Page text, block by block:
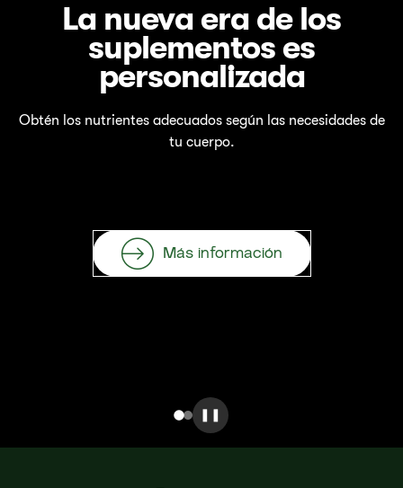
La nueva era de los
suplementos es
personalizada
Obtén los nutrientes adecuados según las necesidades de
tu cuerpo.
Más información